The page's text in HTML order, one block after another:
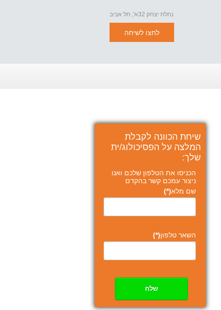
נחלת יצחק 32א', תל אביב
לחצו לשיחה
שיחת הכוונה לקבלת
המלצה על הפסיכולוג/ית
שלך:
הכניסו את הטלפון שלכם ואנו
ניצור עמכם קשר בהקדם
שם מלא(*)
השאר טלפון(*)
שלח